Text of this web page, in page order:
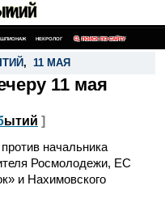
ШПИОНАЖ НЕКРОЛОГ ПОИСК ПО САЙТУ
, 11 МАЯ
11 мая
ытий ]
начальника
Росмолодежи, ЕС
и Нахимовского